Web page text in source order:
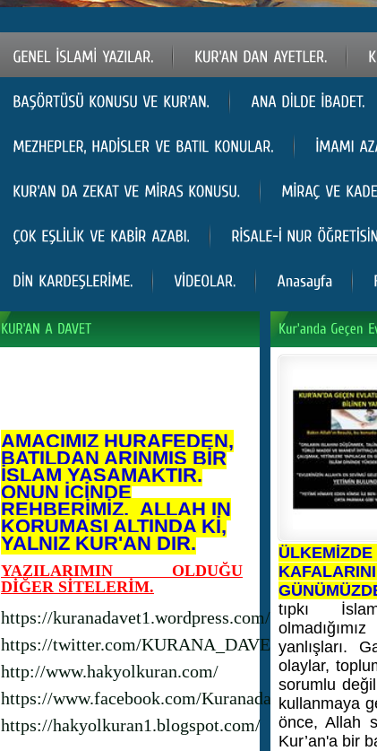
AMACIMIZ HURAFEDEN,
BATILDAN ARINMIŞ BİR
İSLAM YAŞAMAKTIR.
ONUN İÇİNDE
REHBERİMİZ, ALLAH IN
KORUMASI ALTINDA Kİ,
YALNIZ KUR'AN DIR.
YAZILARIMIN OLDUĞU
DİĞER SİTELERİM.
https://kuranadavet1.wordpress.com/
https://twitter.com/KURANA_DAVET
http://www.hakyolkuran.com/
https://www.facebook.com/Kuranadavet1/
https://hakyolkuran1.blogspot.com/
tıpkı
yanlışları.
olaylar,
sorumlu
kullanmaya
önce, Allah
Kur’an'a bir